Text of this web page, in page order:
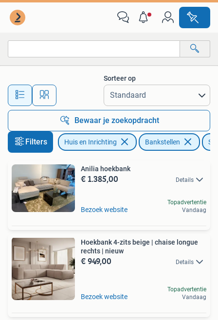
Alle afstanden…
Sorteer op
Bewaar je zoekopdracht
Filters Huis en Inrichting Bankstellen
Anilia hoekbank
€ 1.385,00 Details
Bezoek website
Topadvertentie
Vandaag
Hoekbank 4-zits beige | chaise longue
rechts | nieuw
€ 949,00 Details
Bezoek website
Topadvertentie
Vandaag